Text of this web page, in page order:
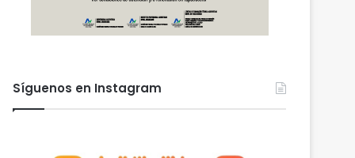
Síguenos en Instagram